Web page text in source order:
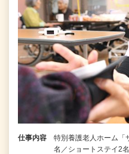
仕事内容
特別養護老人ホーム「
名／ショートステイ2